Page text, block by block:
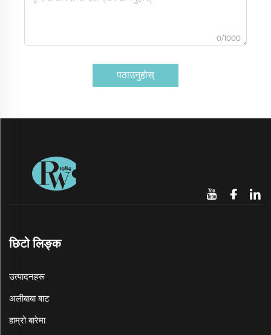
0/1000
पठाउनुहोस्
छिटो लिङ्क
उत्पादनहरू
अलीबाबा बाट
हाम्रो बारेमा